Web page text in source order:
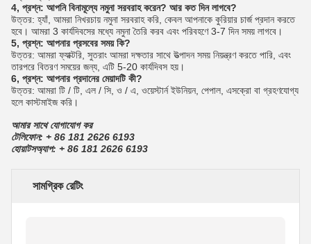
4, প্রশ্ন: আপনি বিনামূল্যে নমুনা সরবরাহ করেন? আর কত দিন লাগবে?
উত্তর: হ্যাঁ, আমরা নিখরচায় নমুনা সরবরাহ করি, কেবল আপনাকে কুরিয়ার চার্জ প্রদান করতে
হবে। আমরা 3 কার্যদিবসের মধ্যে নমুনা তৈরি করব এবং পরিবহণে 3-7 দিন সময় লাগবে।
5, প্রশ্ন: আপনার প্রসবের সময় কি?
উত্তর: আমরা ফ্যাক্টরি, সুতরাং আমরা দক্ষতার সাথে উত্পাদন সময় নিয়ন্ত্রণ করতে পারি, এবং
তারপরে বিতরণ সময়ের জন্য, এটি 5-20 কার্যদিবস হয়।
6, প্রশ্ন: আপনার প্রদানের মেয়াদটি কী?
উত্তর: আমরা টি / টি, এল / সি, ও / এ, ওয়েস্টার্ন ইউনিয়ন, পেপাল, এসক্রো বা গ্রহণযোগ্য
হলে কাস্টমাইজ করি।
আমার সাথে যোগাযোগ কর
টেলিফোন: + 86 181 2626 6193
হোয়াটসঅ্যাপ: + 86 181 2626 6193
সামগ্রিক রেটিং